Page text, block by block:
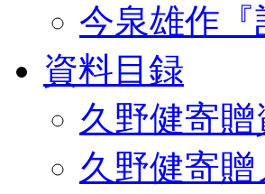
今泉雄作『
資料目録
久野健寄贈
久野健寄